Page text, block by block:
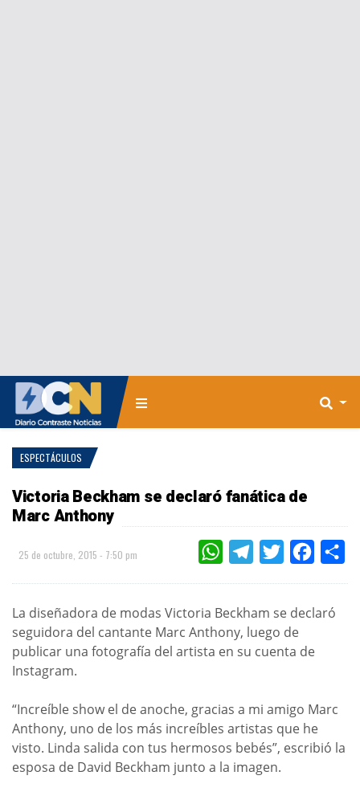
ESPECTÁCULOS
Victoria Beckham se declaró fanática de
Marc Anthony
25 de octubre, 2015 - 7:50 pm WHATSAPPTELEGRAMTWITTER
La diseñadora de modas Victoria Beckham se declaró
seguidora del cantante Marc Anthony, luego de
publicar una fotografía del artista en su cuenta de
Instagram.
“Increíble show el de anoche, gracias a mi amigo Marc
Anthony, uno de los más increíbles artistas que he
visto. Linda salida con tus hermosos bebés”, escribió la
esposa de David Beckham junto a la imagen.